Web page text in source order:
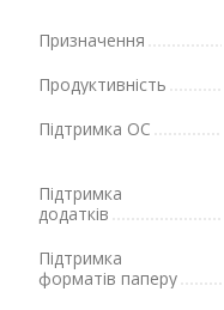
Призначення
Продуктивність
Підтримка ОС
Підтримка
додатків
Підтримка
форматів паперу